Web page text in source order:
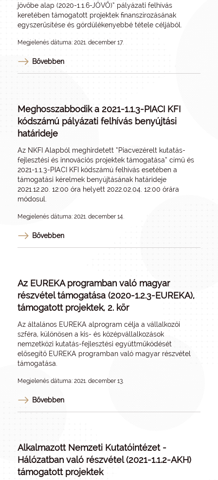
jövőbe alap (2020-1.1.6-JÖVŐ)” pályázati felhívás
keretében támogatott projektek finanszírozásának
egyszerűsítése és gördülékenyebbé tétele céljából.
Megjelenés dátuma: 2021. december 17.
Bővebben
Meghosszabbodik a 2021-1.1.3-PIACI KFI
kódszámú pályázati felhívás benyújtási
határideje
Az NKFI Alapból meghirdetett ”Piacvezérelt kutatás-
fejlesztési és innovációs projektek támogatása” című és
2021-1.1.3-PIACI KFI kódszámú felhívás esetében a
támogatási kérelmek benyújtásának határideje
2021.12.20. 12:00 óra helyett 2022.02.04. 12:00 órára
módosul.
Megjelenés dátuma: 2021. december 14.
Bővebben
Az EUREKA programban való magyar
részvétel támogatása (2020-1.2.3-EUREKA),
támogatott projektek, 2. kör
Az általános EUREKA alprogram célja a vállalkozói
szféra, különösen a kis- és középvállalkozások
nemzetközi kutatás-fejlesztési együttműködését
elősegítő EUREKA programban való magyar részvétel
támogatása.
Megjelenés dátuma: 2021. december 13.
Bővebben
Alkalmazott Nemzeti Kutatóintézet -
Hálózatban való részvétel (2021-1.1.2-AKH)
támogatott projektek